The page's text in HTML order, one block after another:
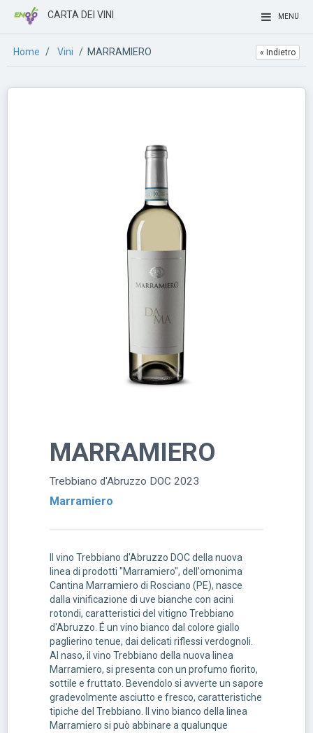
MENU
CARTA DEI VINI
Home / Vini / MARRAMIERO « Indietro
MARRAMIERO
Trebbiano d'Abruzzo DOC 2023
Marramiero
Il vino Trebbiano d'Abruzzo DOC della nuova
linea di prodotti "Marramiero", dell'omonima
Cantina Marramiero di Rosciano (PE), nasce
dalla vinificazione di uve bianche con acini
rotondi, caratteristici del vitigno Trebbiano
d'Abruzzo. É un vino bianco dal colore giallo
paglierino tenue, dai delicati riflessi verdognoli.
Al naso, il vino Trebbiano della nuova linea
Marramiero, si presenta con un profumo fiorito,
sottile e fruttato. Bevendolo si avverte un sapore
gradevolmente asciutto e fresco, caratteristiche
tipiche del Trebbiano. Il vino bianco della linea
Marramiero si può abbinare a qualunque